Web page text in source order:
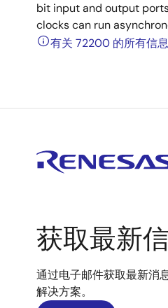
bit input and output
clocks can run
有关 72200 的所有信息
获取最新
通过电子邮件获取最新消
解决方案。